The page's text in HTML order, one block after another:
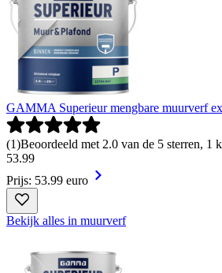
GAMMA Superieur mengbare muurverf
(1)Beoordeeld met 2.0 van de 5 sterren, 1
53.99
Prijs: 53.99 euro
Bekijk alles in muurverf